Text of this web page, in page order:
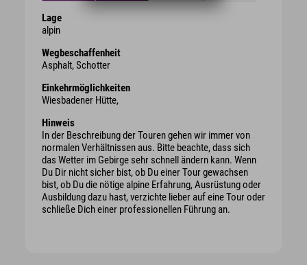
Lage
alpin
Wegbeschaffenheit
Asphalt, Schotter
Einkehrmöglichkeiten
Wiesbadener Hütte,
Hinweis
In der Beschreibung der Touren gehen wir immer von
normalen Verhältnissen aus. Bitte beachte, dass sich
das Wetter im Gebirge sehr schnell ändern kann. Wenn
Du Dir nicht sicher bist, ob Du einer Tour gewachsen
bist, ob Du die nötige alpine Erfahrung, Ausrüstung oder
Ausbildung dazu hast, verzichte lieber auf eine Tour oder
schließe Dich einer professionellen Führung an.